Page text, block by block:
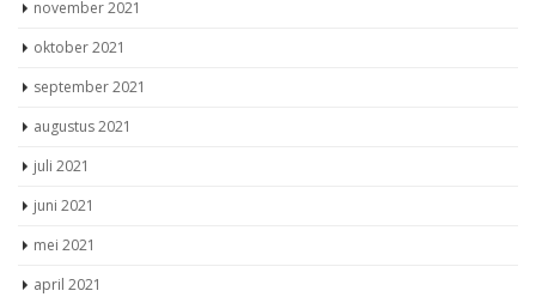
augustus 2021
juli 2021
juni 2021
mei 2021
april 2021
maart 2021
februari 2021
januari 2021